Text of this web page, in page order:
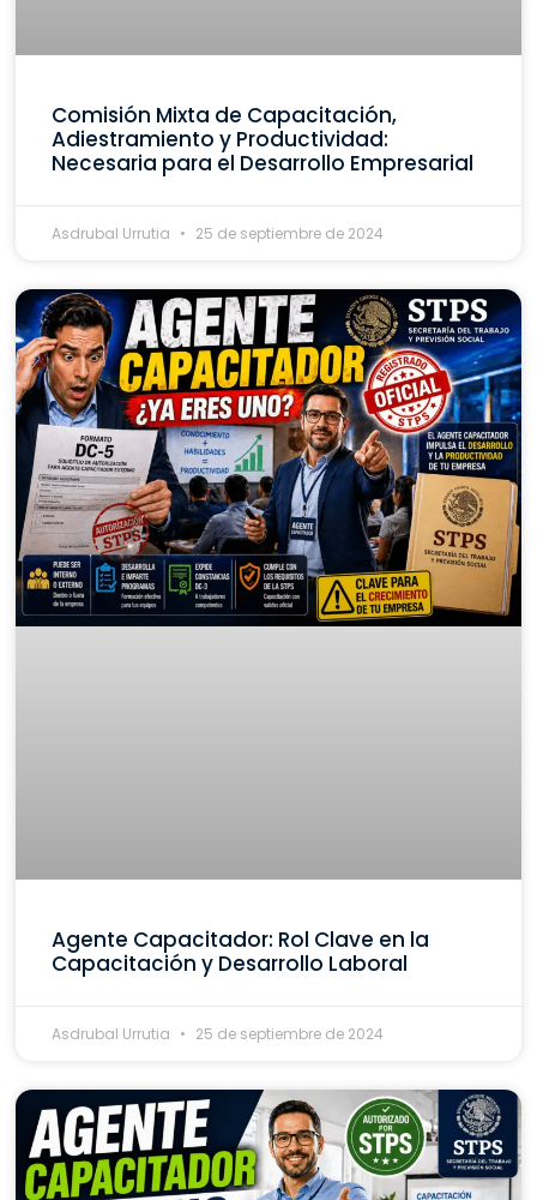
Comisión Mixta de Capacitación,
Adiestramiento y Productividad:
Necesaria para el Desarrollo Empresarial
Asdrubal Urrutia 25 de septiembre de 2024
Agente Capacitador: Rol Clave en la
Capacitación y Desarrollo Laboral
Asdrubal Urrutia 25 de septiembre de 2024